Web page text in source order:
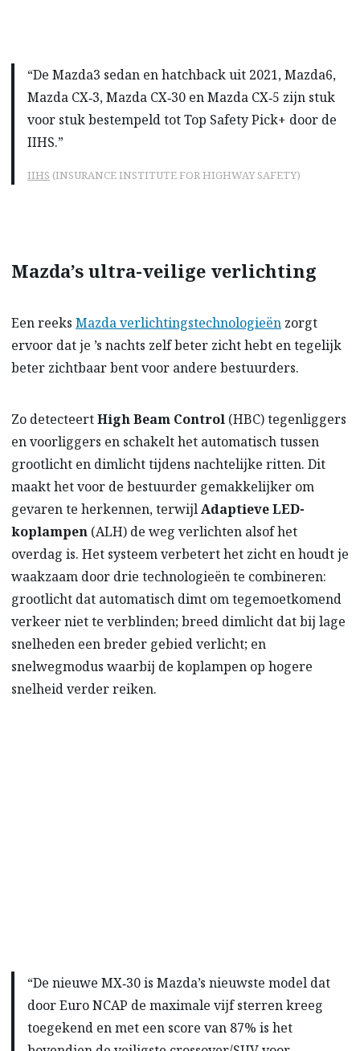
“De Mazda3 sedan en hatchback uit 2021, Mazda6,
Mazda CX‑3, Mazda CX‑30 en Mazda CX‑5 zijn stuk
voor stuk bestempeld tot Top Safety Pick+ door de
IIHS.”
IIHS (INSURANCE INSTITUTE FOR HIGHWAY SAFETY)
Mazda’s ultra-veilige verlichting
Een reeks Mazda verlichtingstechnologieën zorgt
ervoor dat je ’s nachts zelf beter zicht hebt en tegelijk
beter zichtbaar bent voor andere bestuurders.
Zo detecteertHigh Beam Control (HBC) tegenliggers
en voorliggers en schakelt het automatisch tussen
grootlicht en dimlicht tijdens nachtelijke ritten. Dit
maakt het voor de bestuurder gemakkelijker om
gevaren te herkennen, terwijlAdaptieve LED-
koplampen (ALH) de weg verlichten alsof het
overdag is. Het systeem verbetert het zicht en houdt je
waakzaam door drie technologieën te combineren:
grootlicht dat automatisch dimt om tegemoetkomend
verkeer niet te verblinden; breed dimlicht dat bij lage
snelheden een breder gebied verlicht; en
snelwegmodus waarbij de koplampen op hogere
snelheid verder reiken.
“De nieuwe MX‑30 is Mazda’s nieuwste model dat
door Euro NCAP de maximale vijf sterren kreeg
toegekend en met een score van 87% is het